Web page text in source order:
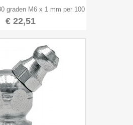
graden M6 x 1 mm per 100
€ 22,51